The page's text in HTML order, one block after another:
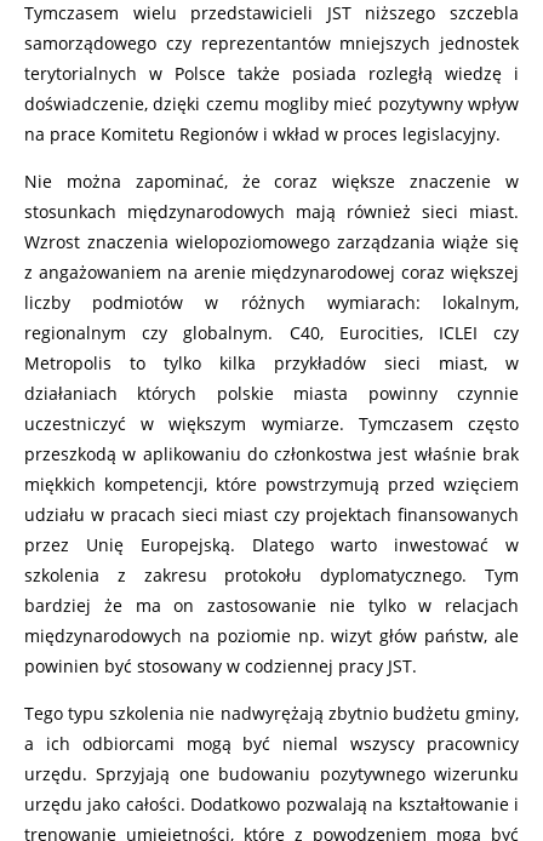
Tymczasem wielu przedstawicieli JST niższego szczebla
samorządowego czy reprezentantów mniejszych jednostek
terytorialnych w Polsce także posiada rozległą wiedzę i
doświadczenie, dzięki czemu mogliby mieć pozytywny wpływ
na prace Komitetu Regionów i wkład w proces legislacyjny.
Nie można zapominać, że coraz większe znaczenie w
stosunkach międzynarodowych mają również sieci miast.
Wzrost znaczenia wielopoziomowego zarządzania wiąże się
z angażowaniem na arenie międzynarodowej coraz większej
liczby podmiotów w różnych wymiarach: lokalnym,
regionalnym czy globalnym. C40, Eurocities, ICLEI czy
Metropolis to tylko kilka przykładów sieci miast, w
działaniach których polskie miasta powinny czynnie
uczestniczyć w większym wymiarze. Tymczasem często
przeszkodą w aplikowaniu do członkostwa jest właśnie brak
miękkich kompetencji, które powstrzymują przed wzięciem
udziału w pracach sieci miast czy projektach finansowanych
przez Unię Europejską. Dlatego warto inwestować w
szkolenia z zakresu protokołu dyplomatycznego. Tym
bardziej że ma on zastosowanie nie tylko w relacjach
międzynarodowych na poziomie np. wizyt głów państw, ale
powinien być stosowany w codziennej pracy JST.
Tego typu szkolenia nie nadwyrężają zbytnio budżetu gminy,
a ich odbiorcami mogą być niemal wszyscy pracownicy
urzędu. Sprzyjają one budowaniu pozytywnego wizerunku
urzędu jako całości. Dodatkowo pozwalają na kształtowanie i
trenowanie umiejętności, które z powodzeniem mogą być